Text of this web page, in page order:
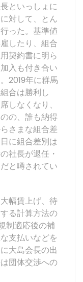
といっしょに
対して、とん
った。基準値
したり、組合
契約書に明ら
入も付き合い
2019年に群馬
合は勝利し
しなくなり、
の、誰も納得
さまな組合差
に組合差別は
社長が退任・
と噂されてい
幅賃上げ、待
る計算方法の
制適応後の補
支払いなどを
大島会長の出
団体交渉への